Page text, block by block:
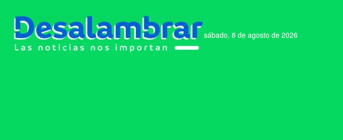
sábado, 8 de agosto de 2026